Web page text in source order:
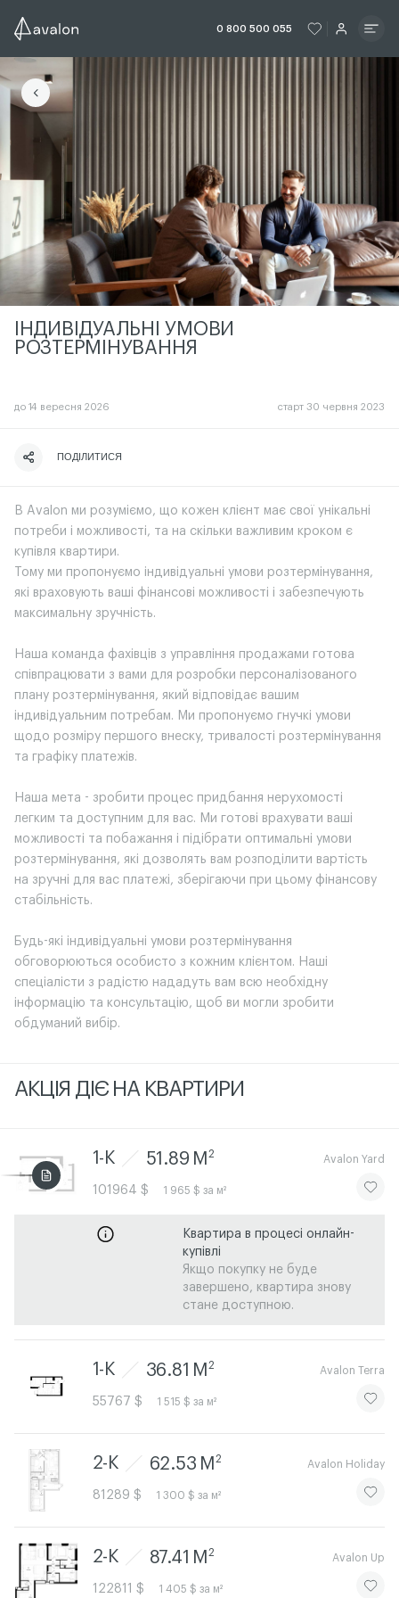
0 800 500 055 ЧИТАТИ ІСТОРІЮ
ЧИТАТИ
ЧИТАТИ ІСТОРІЮ
ІНДИВІДУАЛЬНІ УМОВИ
РОЗТЕРМІНУВАННЯ
до 14 вересня 2026 старт 30 червня 2023
ЧИТАТИ ІСТОРІЮ
ПОДІЛИТИСЯ
В Avalon ми розуміємо, що кожен клієнт має свої унікальні
потреби і можливості, та на скільки важливим кроком є
купівля квартири.
Тому ми пропонуємо індивідуальні умови розтермінування,
які враховують ваші фінансові можливості і забезпечують
максимальну зручність.
Наша команда фахівців з управління продажами готова
співпрацювати з вами для розробки персоналізованого
плану розтермінування, який відповідає вашим
індивідуальним потребам. Ми пропонуємо гнучкі умови
щодо розміру першого внеску, тривалості розтермінування
та графіку платежів.
Наша мета - зробити процес придбання нерухомості
легким та доступним для вас. Ми готові врахувати ваші
можливості та побажання і підібрати оптимальні умови
розтермінування, які дозволять вам розподілити вартість
на зручні для вас платежі, зберігаючи при цьому фінансову
стабільність.
Будь-які індивідуальні умови розтермінування
обговорюються особисто з кожним клієнтом. Наші
спеціалісти з радістю нададуть вам всю необхідну
інформацію та консультацію, щоб ви могли зробити
обдуманий вибір.
АКЦIЯ ДIЄ НА КВАРТИРИ
Avalon Yard
1-К 51.89 M 2
101964 $ 1 965 $ за м²
Квартира в процесі онлайн-
купівлі
Якщо покупку не буде
завершено, квартира знову
стане доступною.
Avalon Terra
1-К 36.81 M 2
55767 $ 1 515 $ за м²
Avalon Holiday
2-К 62.53 M 2
81289 $ 1 300 $ за м²
Avalon Up
2-К 87.41 M 2
122811 $ 1 405 $ за м²